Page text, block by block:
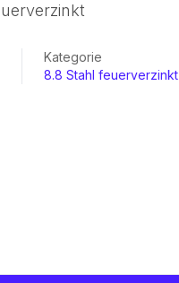
Kategorie
8.8 Stahl feuerverzinkt